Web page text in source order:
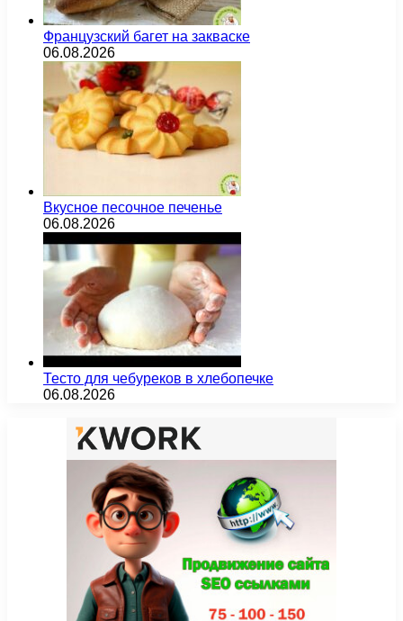
Французский багет на закваске
06.08.2026
Вкусное песочное печенье
06.08.2026
Тесто для чебуреков в хлебопечке
06.08.2026